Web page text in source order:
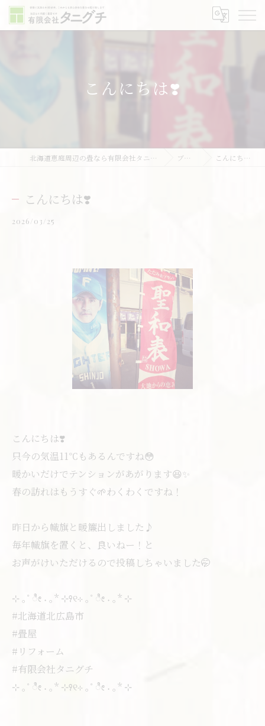
こんにちは❣️
北海道恵庭周辺の畳なら有限会社タニグチ ブログ こんにちは❣️
こんにちは❣️
2026/03/25
こんにちは❣️
只今の気温11℃もあるんですね😳
暖かいだけでテンションがあがります😆✨
春の訪れはもうすぐ🌱わくわくですね！
昨日から幟旗と暖簾出しました♪
毎年幟旗を置くと、良いねー！と
お声がけいただけるので投稿しちゃいました🤭
⊹ ｡˚ ೀ ˖ ｡* ⊹꣑୧⊹ ｡˚ ೀ ˖ ｡* ⊹
#北海道北広島市
#畳屋
#リフォーム
#有限会社タニグチ
⊹ ｡˚ ೀ ˖ ｡* ⊹꣑୧⊹ ｡˚ ೀ ˖ ｡* ⊹